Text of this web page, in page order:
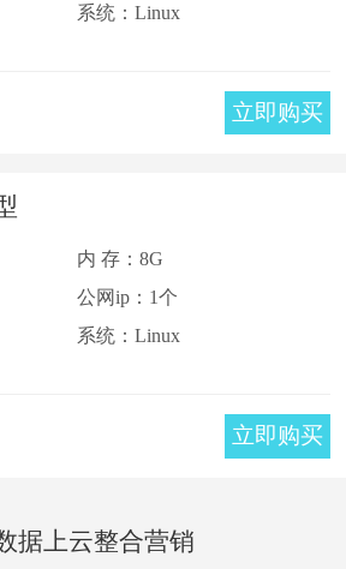
系统：Linux
立即购买
内 存：8G
公网ip：1个
系统：Linux
立即购买
据上云整合营销